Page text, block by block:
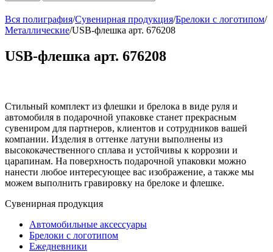
Вся полиграфия/Сувенирная продукция/Брелоки с логотипом/
Металлические/USB-флешка арт. 676208
USB-флешка арт. 676208
Стильный комплект из флешки и брелока в виде руля и
автомобиля в подарочной упаковке станет прекрасным
сувениром для партнеров, клиентов и сотрудников вашей
компании. Изделия в оттенке латуни выполнены из
высококачественного сплава и устойчивы к коррозии и
царапинам. На поверхность подарочной упаковки можно
нанести любое интересующее вас изображение, а также мы
можем выполнить гравировку на брелоке и флешке.
Сувенирная продукция
Автомобильные аксессуары
Брелоки с логотипом
Ежедневники